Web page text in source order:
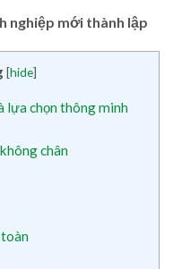
nghiệp mới thành lập
[hide]
lựa chọn thông minh
chân